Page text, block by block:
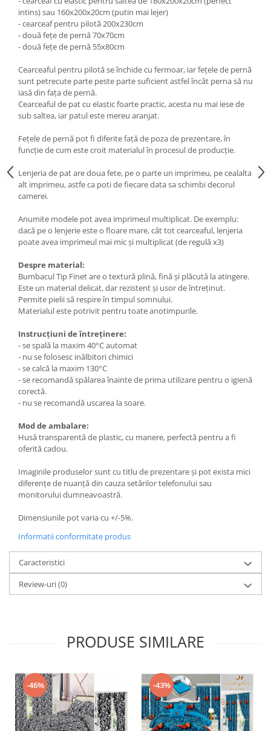
intins) sau 160x200x20cm (putin mai lejer)
- cearceaf pentru pilotă 200x230cm
- două fețe de pernă 70x70cm
- două fețe de pernă 55x80cm
Cearceaful pentru pilotă se închide cu fermoar, iar fețele de pernă
sunt petrecute parte peste parte suficient astfel încât perna să nu
iasă din fața de pernă.
Cearceaful de pat cu elastic foarte practic, acesta nu mai iese de
sub saltea, iar patul este mereu aranjat.
Fețele de pernă pot fi diferite față de poza de prezentare, în
funcție de cum este croit materialul în procesul de producție.
Lenjeria de pat are doua fete, pe o parte un imprimeu, pe cealalta
alt imprimeu, astfe ca poti de fiecare data sa schimbi decorul
camerei.
Anumite modele pot avea imprimeul multiplicat. De exemplu:
dacă pe o lenjerie este o floare mare, cât tot cearceaful, lenjeria
poate avea imprimeul mai mic și multiplicat (de regulă x3)
Despre material:
Bumbacul Tip Finet are o textură plină, fină și plăcută la atingere.
Este un material delicat, dar rezistent și usor de întreținut.
Permite pielii să respire în timpul somnului.
Materialul este potrivit pentru toate anotimpurile.
Instrucțiuni de întreținere:
- se spală la maxim 40°C automat
- nu se folosesc inălbitori chimici
- se calcă la maxim 130°C
- se recomandă spălarea înainte de prima utilizare pentru o igienă
corectă.
- nu se recomandă uscarea la soare.
Mod de ambalare:
Husă transparentă de plastic, cu manere, perfectă pentru a fi
oferită cadou.
Imaginile produselor sunt cu titlu de prezentare și pot exista mici
diferențe de nuanță din cauza setărilor telefonului sau
monitorului dumneavoastră.
Dimensiunile pot varia cu +/-5%.
Informatii conformitate produs
Caracteristici
Review-uri(0)
PRODUSE SIMILARE
-46% -43%